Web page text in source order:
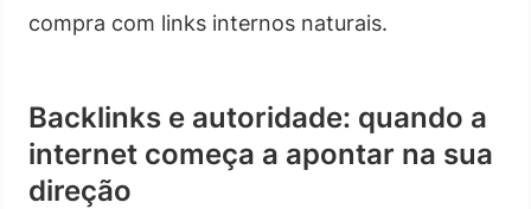
compra com links internos naturais.
Backlinks e autoridade: quando a
internet começa a apontar na sua
direção